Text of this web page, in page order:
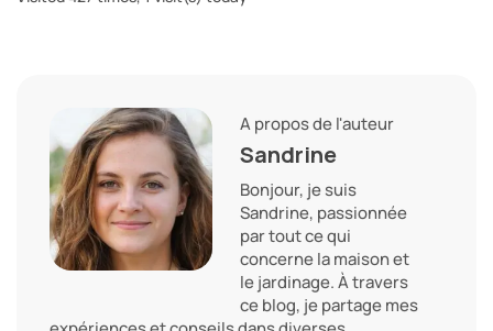
A propos de l'auteur
Sandrine
Bonjour, je suis
Sandrine, passionnée
par tout ce qui
concerne la maison et
le jardinage. À travers
ce blog, je partage mes